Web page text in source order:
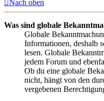
Nach oben
Was sind globale
Globale
Informationen, deshalb
lesen. Globale
jedem Forum und
Ob du eine globale
nicht, hängt von den
vergebenen